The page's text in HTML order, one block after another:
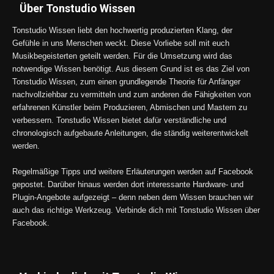
Über Tonstudio Wissen
Tonstudio Wissen liebt den hochwertig produzierten Klang, der
Gefühle in uns Menschen weckt. Diese Vorliebe soll mit euch
Musikbegeisterten geteilt werden. Für die Umsetzung wird das
notwendige Wissen benötigt. Aus diesem Grund ist es das Ziel von
Tonstudio Wissen, zum einen grundlegende Theorie für Anfänger
nachvollziehbar zu vermitteln und zum anderen die Fähigkeiten von
erfahrenen Künstler beim Produzieren, Abmischen und Mastern zu
verbessern. Tonstudio Wissen bietet dafür verständliche und
chronologisch aufgebaute Anleitungen, die ständig weiterentwickelt
werden.
Regelmäßige Tipps und weitere Erläuterungen werden auf Facebook
gepostet. Darüber hinaus werden dort interessante Hardware- und
Plugin-Angebote aufgezeigt – denn neben dem Wissen brauchen wir
auch das richtige Werkzeug. Verbinde dich mit Tonstudio Wissen über
Facebook.